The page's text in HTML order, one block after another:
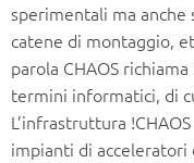
sperimentali ma
catene di montaggio,
parola CHAOS
termini informatici, di
L’infrastruttura
impianti di